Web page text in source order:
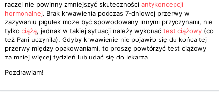
raczej nie powinny zmniejszyć skuteczności antykoncepcji
hormonalnej. Brak krwawienia podczas 7-dniowej przerwy w
zażywaniu pigułek może być spowodowany innymi przyczynami, nie
tylko ciążą, jednak w takiej sytuacji należy wykonać test ciążowy (co
też Pani uczyniła). Gdyby krwawienie nie pojawiło się do końca tej
przerwy między opakowaniami, to proszę powtórzyć test ciążowy
za mniej więcej tydzień lub udać się do lekarza.
Pozdrawiam!